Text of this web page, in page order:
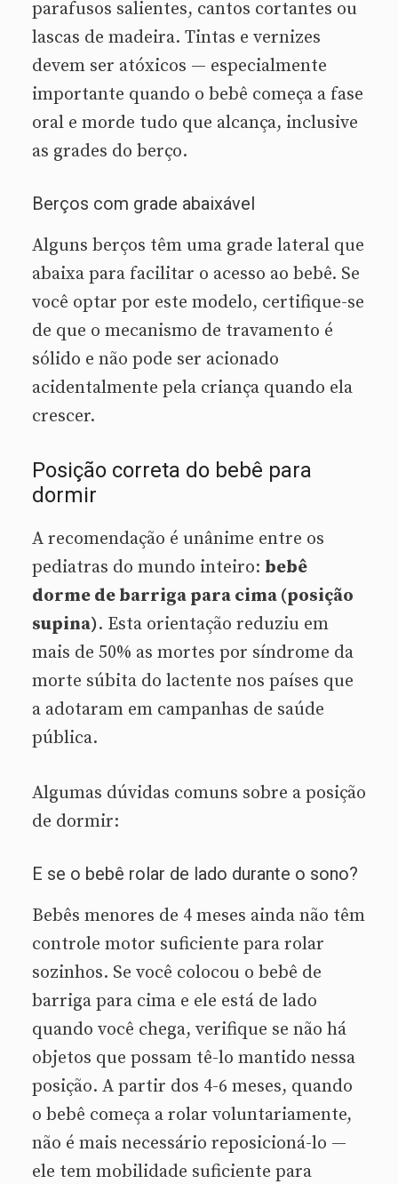
parafusos salientes, cantos cortantes ou
lascas de madeira. Tintas e vernizes
devem ser atóxicos — especialmente
importante quando o bebê começa a fase
oral e morde tudo que alcança, inclusive
as grades do berço.
Berços com grade abaixável
Alguns berços têm uma grade lateral que
abaixa para facilitar o acesso ao bebê. Se
você optar por este modelo, certifique-se
de que o mecanismo de travamento é
sólido e não pode ser acionado
acidentalmente pela criança quando ela
crescer.
Posição correta do bebê para
dormir
A recomendação é unânime entre os
pediatras do mundo inteiro: bebê
dorme de barriga para cima (posição
supina). Esta orientação reduziu em
mais de 50% as mortes por síndrome da
morte súbita do lactente nos países que
a adotaram em campanhas de saúde
pública.
Algumas dúvidas comuns sobre a posição
de dormir:
E se o bebê rolar de lado durante o sono?
Bebês menores de 4 meses ainda não têm
controle motor suficiente para rolar
sozinhos. Se você colocou o bebê de
barriga para cima e ele está de lado
quando você chega, verifique se não há
objetos que possam tê-lo mantido nessa
posição. A partir dos 4-6 meses, quando
o bebê começa a rolar voluntariamente,
não é mais necessário reposicioná-lo —
ele tem mobilidade suficiente para